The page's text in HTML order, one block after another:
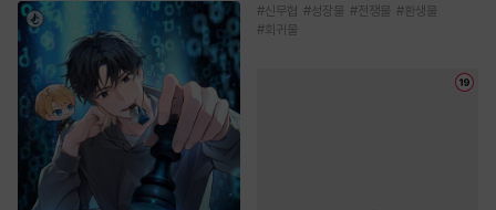
#신무협 #성장물 #전쟁물 #환생물
#회귀물